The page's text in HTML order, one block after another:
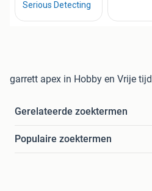
garrett apex in Hobby en Vrije tijd
Gerelateerde zoektermen
Populaire zoektermen